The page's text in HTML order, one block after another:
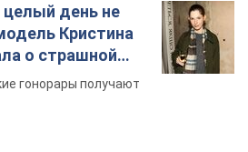
целый день не
Кристина
о страшной
карьеры
гонорары получают